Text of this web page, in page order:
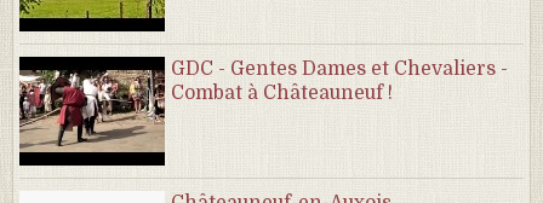
GDC - Gentes Dames et Chevaliers -
Combat à Châteauneuf !